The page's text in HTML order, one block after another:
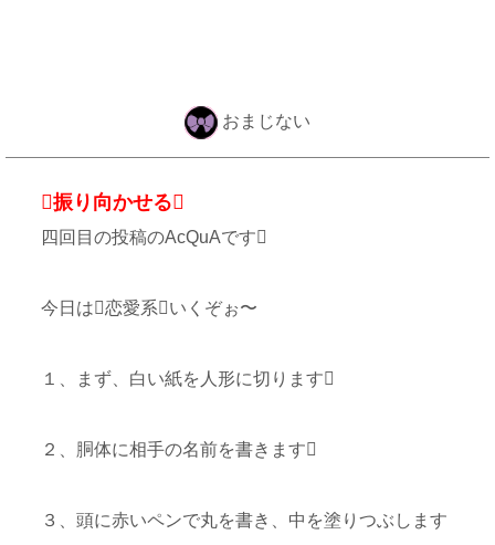
おまじない
振り向かせる
四回目の投稿のAcQuAです
今日は恋愛系いくぞぉ〜
１、まず、白い紙を人形に切ります
２、胴体に相手の名前を書きます
３、頭に赤いペンで丸を書き、中を塗りつぶします